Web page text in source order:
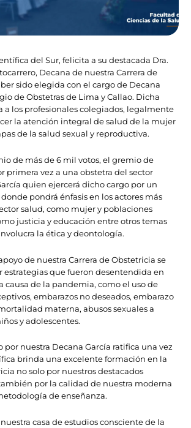
del Sur, felicita a su destacada Dra.
Decana de nuestra Carrera de
sido elegida con el cargo de Decana
de Obstetras de Lima y Callao. Dicha
a los profesionales colegiados, legalmente
la atención integral de salud de la mujer
de la salud sexual y reproductiva.
de más de 6 mil votos, el gremio de
primera vez a una obstetra del sector
quien ejercerá dicho cargo por un
pondrá énfasis en los actores más
salud, como mujer y poblaciones
justicia y educación entre otros temas
la ética y deontología.
de nuestra Carrera de Obstetricia se
estrategias que fueron desentendida en
causa de la pandemia, comoel uso de
embarazos no deseados, embarazo
materna, abusos sexuales a
y adolescentes.
por nuestra Decana García ratifica una vez
brinda una excelente formación en la
no solo por nuestros destacados
por la calidad de nuestra moderna
de enseñanza.
nuestra casa de estudios consciente de la